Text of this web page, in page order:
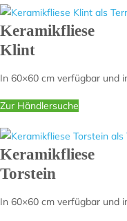
Keramikfliese
Klint
In 60×60 cm verfügbar und
Zur Händlersuche
Keramikfliese
Torstein
In 60×60 cm verfügbar und